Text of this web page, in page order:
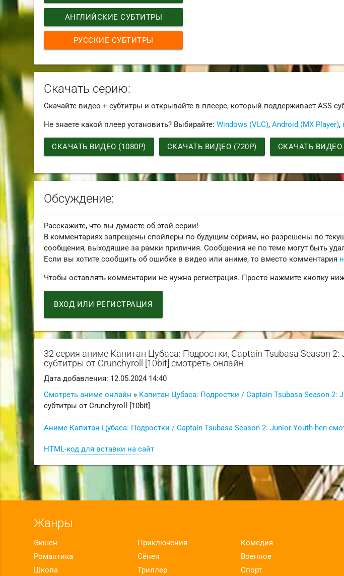
АНГЛИЙСКИЕ СУБТИТРЫ
РУССКИЕ СУБТИТРЫ
Скачать серию:
Скачайте видео + субтитры и открывайте в плеере, который поддерживает ASS
Не знаете какой плеер установить? Выбирайте:Windows (VLC),Android (MX Player),
СКАЧАТЬ ВИДЕО (1080P) СКАЧАТЬ ВИДЕО (720P) СКАЧАТЬ ВИДЕО
Обсуждение:
Расскажите, что вы думаете об этой серии!
В комментариях запрещены спойлеры по будущим сериям, но разрешены по
сообщения, выходящие за рамки приличия. Сообщения не по теме могут быть
Если вы хотите сообщить об ошибке в видео или аниме, то вместо комментария
Чтобы оставлять комментарии не нужна регистрация. Просто нажмите кнопку
ВХОД ИЛИ РЕГИСТРАЦИЯ
32 серия аниме Капитан Цубаса: Подростки, Captain Tsubasa Season 2:
субтитры от Crunchyroll [10bit] смотреть онлайн
Дата добавления: 12.05.2024 14:40
Смотреть аниме онлайн » Капитан Цубаса: Подростки / Captain Tsubasa Season 2:
субтитры от Crunchyroll [10bit]
Аниме Капитан Цубаса: Подростки / Captain Tsubasa Season 2: Junior Youth-hen
HTML-код для вставки на сайт
Жанры
Экшен Приключения Комедия
Романтика
Сёнен Военное
Школа
Триллер Спорт